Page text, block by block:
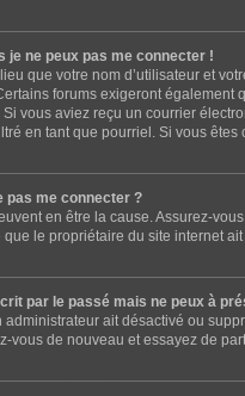
je ne peux pas me connecter !
que votre nom d’utilisateur et
forums exigeront également
vous aviez reçu un courrier
en tant que pourriel. Si vous
pas me connecter ?
en être la cause. Assurez-
le propriétaire du site internet
par le passé mais ne peux à
administrateur ait désactivé ou
vous de nouveau et essayez de